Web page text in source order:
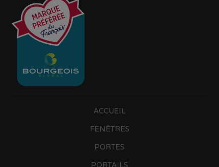
ACCUEIL
FENÊTRES
PORTES
PORTAILS